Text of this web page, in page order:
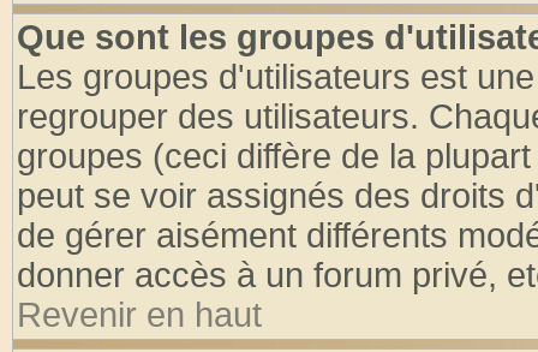
Que sont les groupes
Les groupes d'utilisateurs est
regrouper des utilisateurs.
groupes (ceci diffère de la
peut se voir assignés des droits
de gérer aisément différents
donner accès à un forum privé,
Revenir en haut